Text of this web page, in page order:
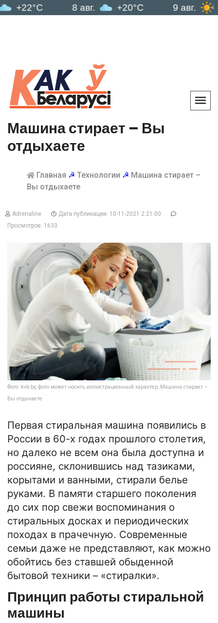
8 авг. +20°C 9 авг. +21°C
Машина стирает – Вы
отдыхаете
Главная ☭ Технологии ☭ Машина стирает –
Вы отдыхаете
Adrenaline
Дата публикации: 10-11-2021 2:21:00
Просмотров: 1633
Фото: kvb.by, фото может носить иллюстрационный характер, Машина стирает –
Вы отдыхаете
Первая стиральная машина появились в
России в 60-х годах прошлого столетия,
но далеко не всем она была доступна и
россияне, склонившись над тазиками,
корытами и ванными, стирали белье
руками. В памяти старшего поколения
до сих пор свежи воспоминания о
стиральных досках и периодических
походах в прачечную. Современные
семьи даже не представляют, как можно
обойтись без ставшей обыденной
бытовой техники – «стиралки».
Принцип работы стиральной
машины